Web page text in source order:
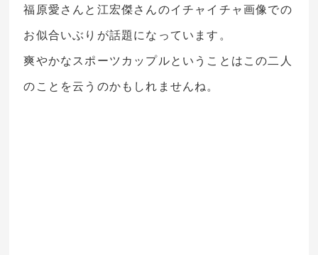
福原愛さんと江宏傑さんのイチャイチャ画像での
お似合いぶりが話題になっています。
爽やかなスポーツカップルということはこの二人
のことを云うのかもしれませんね。